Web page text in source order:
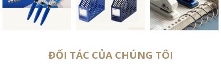
ĐỐI TÁC CỦA CHÚNG TÔI